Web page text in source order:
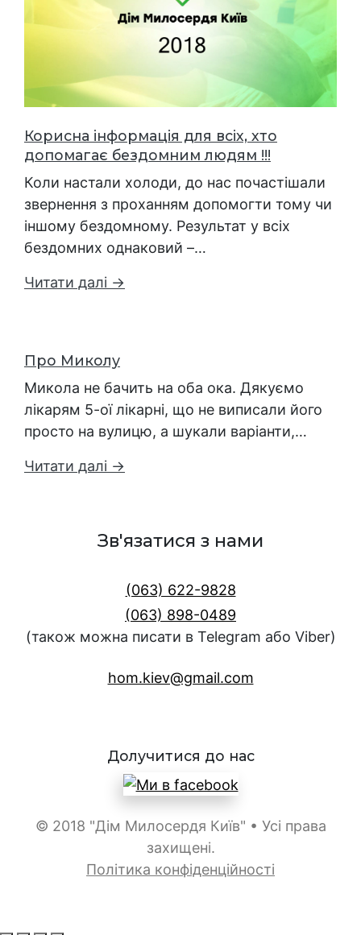
Корисна інформація для всіх, хто
допомагає бездомним людям !!!
Коли настали холоди, до нас почастішали
звернення з проханням допомогти тому чи
іншому бездомному. Результат у всіх
бездомних однаковий –…
Читати далі →
Про Миколу
Микола не бачить на оба ока. Дякуємо
лікарям 5-ої лікарні, що не виписали його
просто на вулицю, а шукали варіанти,…
Читати далі →
Зв'язатися з нами
(063) 622-9828
(063) 898-0489
(також можна писати в Telegram або Viber)
hom.kiev@gmail.com
Долучитися до нас
© 2018 "Дім Милосердя Київ" • Усі права
захищені.
Політика конфіденційності